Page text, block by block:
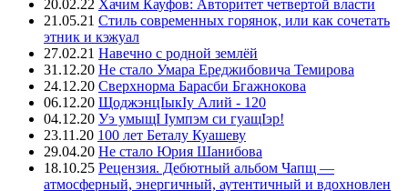
20.02.22 Хачим Кауфов: Авторитет четвертой власти
21.05.21 Стиль современных горянок, или как сочетать
этник и кэжуал
27.02.21 Навечно с родной землёй
31.12.20 Не стало Умара Ереджибовича Темирова
24.12.20 Сверхнорма Барасби Бгажнокова
06.12.20 ЩоджэнцIыкIу Алий - 120
04.12.20 Уэ умыщI Iумпэм си гуащIэр!
23.11.20 100 лет Беталу Куашеву
29.04.20 Не стало Юрия Шанибова
18.10.25 Рецензия. Дебютный альбом Чапщ —
атмосферный, энергичный, аутентичный и вдохновлен